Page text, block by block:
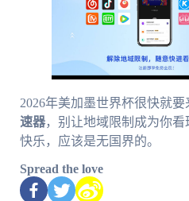
2026年美加墨世界杯很快就
速器，别让地域限制成为你
快乐，应该是无国界的。
Spread the love